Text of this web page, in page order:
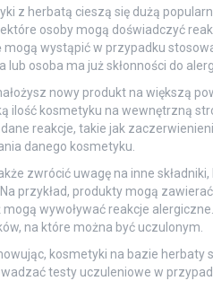
z herbatą cieszą się dużą
osoby mogą doświadczyć
mogą wystąpić w przypadku
lub osoba ma już skłonności do
nowy produkt na większą
ilość kosmetyku na wewnętrzną
reakcje, takie jak
danego kosmetyku.
zwrócić uwagę na inne
przykład, produkty mogą
mogą wywoływać reakcje
na które można być uczulonym.
kosmetyki na bazie herbaty
testy uczuleniowe w